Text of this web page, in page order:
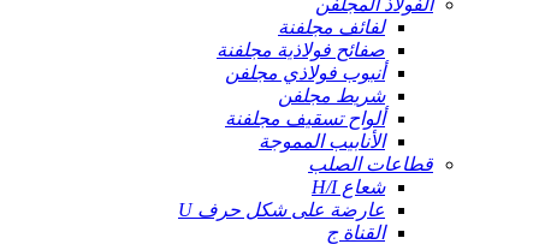
الفولاذ المجلفن
لفائف مجلفنة
صفائح فولاذية مجلفنة
أنبوب فولاذي مجلفن
شريط مجلفن
ألواح تسقيف مجلفنة
الأنابيب المموجة
قطاعات الصلب
شعاع H/I
عارضة على شكل حرف U
القناة ج